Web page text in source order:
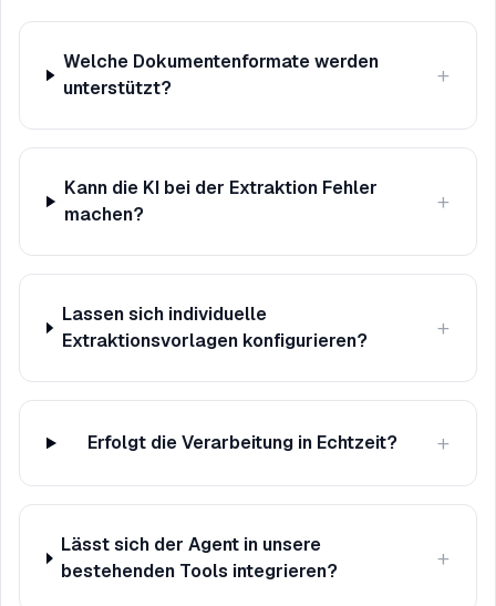
Welche Dokumentenformate werden
unterstützt?
+
Kann die KI bei der Extraktion Fehler
machen?
+
Lassen sich individuelle
Extraktionsvorlagen konfigurieren?
+
Erfolgt die Verarbeitung in Echtzeit? +
Lässt sich der Agent in unsere
bestehenden Tools integrieren?
+